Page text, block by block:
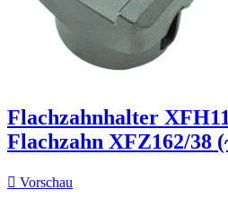
Flachzahnhalter
Flachzahn XFZ162/38
 Vorschau